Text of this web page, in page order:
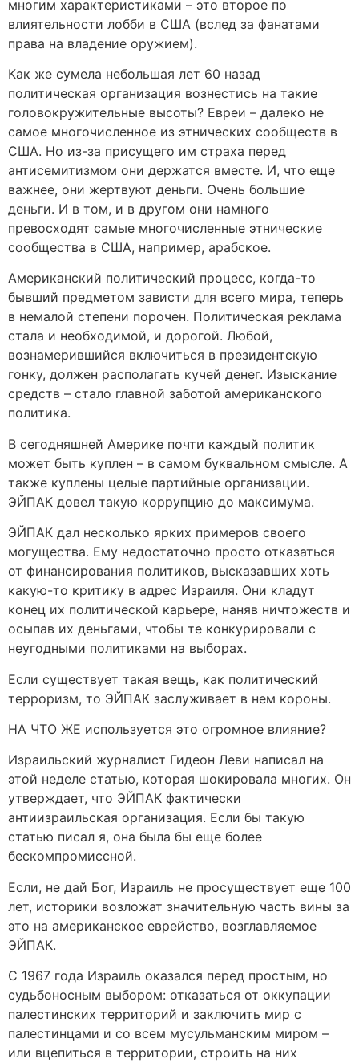
многим характеристиками – это второе по
влиятельности лобби в США (вслед за фанатами
права на владение оружием).
Как же сумела небольшая лет 60 назад
политическая организация вознестись на такие
головокружительные высоты? Евреи – далеко не
самое многочисленное из этнических сообществ в
США. Но из-за присущего им страха перед
антисемитизмом они держатся вместе. И, что еще
важнее, они жертвуют деньги. Очень большие
деньги. И в том, и в другом они намного
превосходят самые многочисленные этнические
сообщества в США, например, арабское.
Американский политический процесс, когда-то
бывший предметом зависти для всего мира, теперь
в немалой степени порочен. Политическая реклама
стала и необходимой, и дорогой. Любой,
вознамерившийся включиться в президентскую
гонку, должен располагать кучей денег. Изыскание
средств – стало главной заботой американского
политика.
В сегодняшней Америке почти каждый политик
может быть куплен – в самом буквальном смысле. А
также куплены целые партийные организации.
ЭЙПАК довел такую коррупцию до максимума.
ЭЙПАК дал несколько ярких примеров своего
могущества. Ему недостаточно просто отказаться
от финансирования политиков, высказавших хоть
какую-то критику в адрес Израиля. Они кладут
конец их политической карьере, наняв ничтожеств и
осыпав их деньгами, чтобы те конкурировали с
неугодными политиками на выборах.
Если существует такая вещь, как политический
терроризм, то ЭЙПАК заслуживает в нем короны.
НА ЧТО ЖЕ используется это огромное влияние?
Израильский журналист Гидеон Леви написал на
этой неделе статью, которая шокировала многих. Он
утверждает, что ЭЙПАК фактически
антиизраильская организация. Если бы такую
статью писал я, она была бы еще более
бескомпромиссной.
Если, не дай Бог, Израиль не просуществует еще 100
лет, историки возложат значительную часть вины за
это на американское еврейство, возглавляемое
ЭЙПАК.
С 1967 года Израиль оказался перед простым, но
судьбоносным выбором: отказаться от оккупации
палестинских территорий и заключить мир с
палестинцами и со всем мусульманским миром –
или вцепиться в территории, строить на них